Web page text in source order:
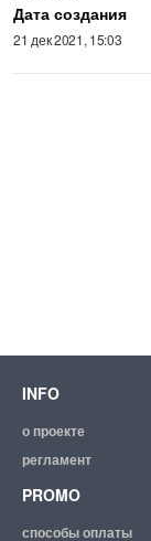
Дата создания
21 дек 2021, 15:03
INFO
о проекте
регламент
PROMO
способы оплаты